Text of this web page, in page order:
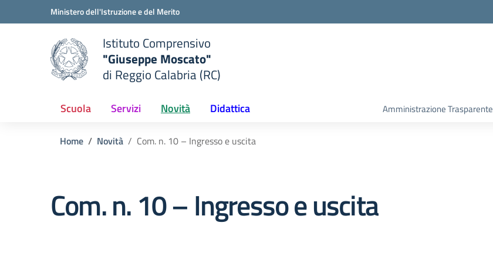
Vai ai contenuti
Vai al menu di navigazioneMinistero dell'Istruzione e del Merito
scuola
Istituto Comprensivo
"Giuseppe Moscato"
di Reggio Calabria (RC)
Scuola Servizi Novità Didattica Amministrazione Trasparente
Home Novità Com. n. 10 – Ingresso e uscita
Com. n. 10 – Ingresso e uscita